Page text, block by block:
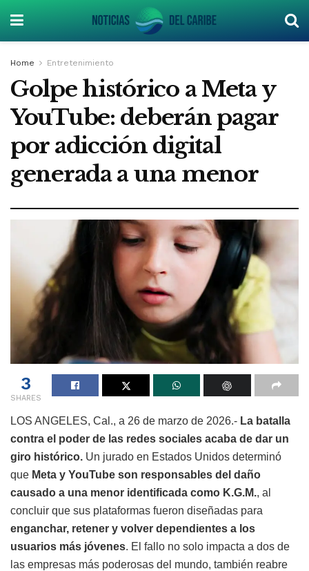
Home Entretenimiento
Golpe histórico a Meta y
YouTube: deberán pagar
por adicción digital
generada a una menor
3
SHARES
LOS ANGELES, Cal., a 26 de marzo de 2026.- La batalla
contra el poder de las redes sociales acaba de dar un
giro histórico. Un jurado en Estados Unidos determinó
que Meta y YouTube son responsables del daño
causado a una menor identificada como K.G.M., al
concluir que sus plataformas fueron diseñadas para
enganchar, retener y volver dependientes a los
usuarios más jóvenes. El fallo no solo impacta a dos de
las empresas más poderosas del mundo, también reabre